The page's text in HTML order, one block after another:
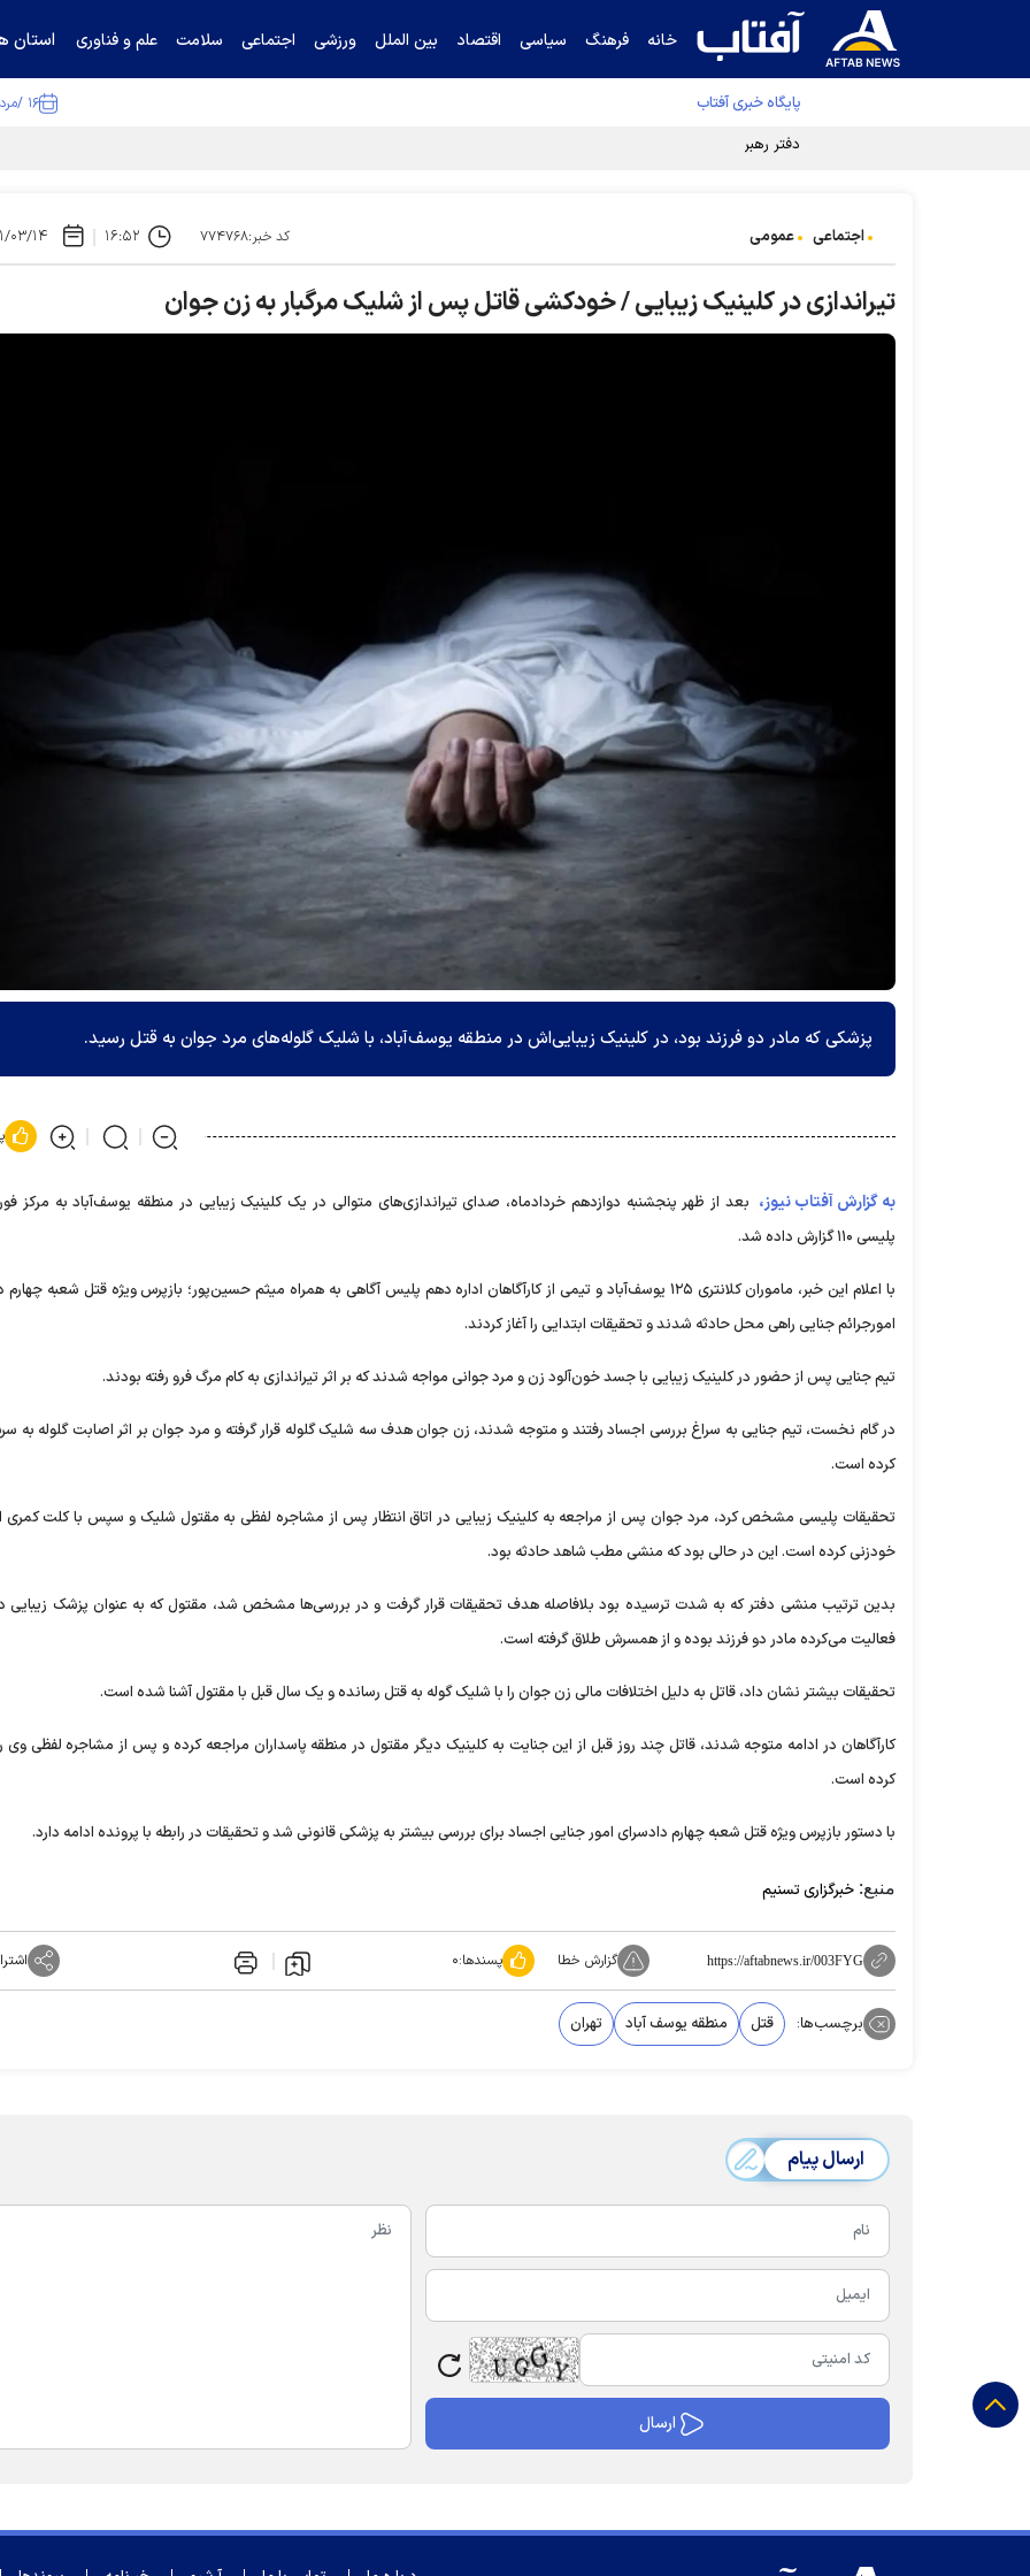
خانه فرهنگ سیاسی اقتصاد بین الملل ورزشی اجتماعی سلامت علم و فناوری استان
پایگاه خبری آفتاب ۱۶ /مرداد /۱۴۰۵
دفتر رهبر انقلاب ادعای خرازی درباره پزشکیان را تکذیب کرد
اجتماعی عمومی کد خبر:۷۷۴۷۶۸ ۱۶:۵۲ ۱۴۰۱/
تیراندازی در کلینیک زیبایی / خودکشی قاتل پس از شلیک مرگبار به زن جوان
پزشکی که مادر دو فرزند بود، در کلینیک زیبایی‌اش در منطقه یوسف‌آباد، با شلیک گلوله‌های مرد جوان به قتل رسید.
به گزارش آفتاب نیوز، بعد از ظهر پنجشنبه دوازدهم خردادماه، صدای تیراندازی‌های متوالی در یک کلینیک زیبایی در منطقه یوسف‌آباد به مرکز
پلیسی ۱۱۰ گزارش داده شد.
با اعلام این خبر، ماموران کلانتری ۱۲۵ یوسف‌آباد و تیمی از کارآگاهان اداره دهم پلیس آگاهی به همراه میثم حسین‌پور؛ بازپرس ویژه قتل شعبه
امور‌جرائم جنایی راهی محل حادثه شدند و تحقیقات ابتدایی را آغاز کردند.
تیم جنایی پس از حضور در کلینیک زیبایی با جسد خون‌آلود زن و مرد جوانی مواجه شدند که بر اثر تیراندازی به کام مرگ فرو رفته بودند.
در گام نخست، تیم جنایی به سراغ بررسی اجساد رفتند و متوجه شدند، زن جوان هدف سه شلیک گلوله قرار گرفته و مرد جوان بر اثر اصابت گلوله به
کرده است.
تحقیقات پلیسی مشخص کرد، مرد جوان پس از مراجعه به کلینیک زیبایی در اتاق انتظار پس از مشاجره لفظی به مقتول شلیک و سپس با کلت کمری
خودزنی کرده است. این در حالی بود که منشی مطب شاهد حادثه بود.
بدین ترتیب منشی دفتر که به شدت ترسیده بود بلافاصله هدف تحقیقات قرار گرفت و در بررسی‌ها مشخص شد، مقتول که به عنوان پزشک
فعالیت می‌کرده مادر دو فرزند بوده و از همسرش طلاق گرفته است.
تحقیقات بیشتر نشان داد، قاتل به دلیل اختلافات مالی زن جوان را با شلیک گوله به قتل رسانده و یک سال قبل با مقتول آشنا شده است.
کارآگاهان در ادامه متوجه شدند، قاتل چند روز قبل از این جنایت به کلینیک دیگر مقتول در منطقه پاسداران مراجعه کرده و پس از مشاجره لفظی وی
کرده است.
با دستور بازپرس ویژه قتل شعبه چهارم دادسرای امور جنایی اجساد برای بررسی بیشتر به پزشکی قانونی شد و تحقیقات در رابطه با پرونده ادامه دارد.
منبع: خبرگزاری تسنیم
https://aftabnews.ir/003FYG گزارش خطا پسندها:۰
برچسب‌ها: قتل منطقه یوسف آباد تهران
ارسال پیام